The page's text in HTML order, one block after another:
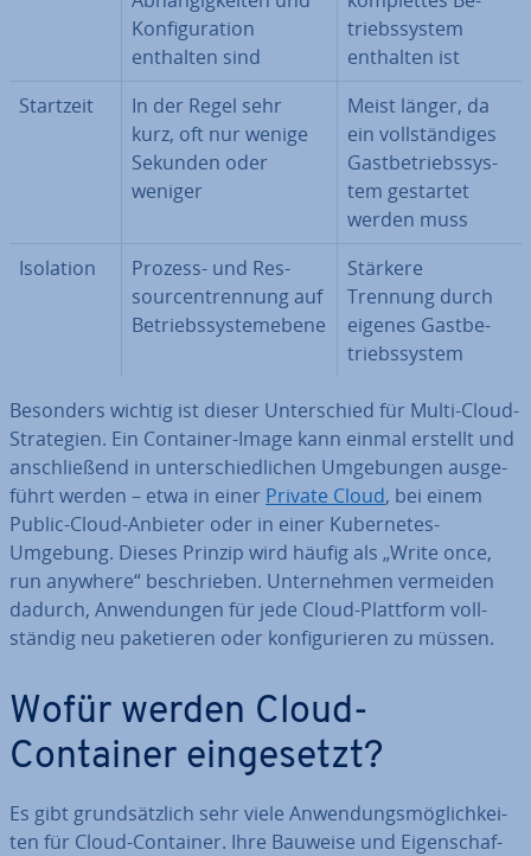
Kon­fi­gu­ra­ti­on
enthalten sind
triebs­sys­tem
enthalten ist
Startzeit
In der Regel sehr
kurz, oft nur wenige
Sekunden oder
weniger
Meist länger, da
ein voll­stän­di­ges
Gast­be­triebs­sys­
tem gestartet
werden muss
Isolation
Prozess- und Res­
sour­cen­tren­nung auf
Be­triebs­sys­tem­ebe­ne
Stärkere
Trennung durch
eigenes Gast­be­
triebs­sys­tem
Besonders wichtig ist dieser Un­ter­schied für Multi-Cloud-
Stra­te­gien. Ein Container-Image kann einmal erstellt und
an­schlie­ßend in un­ter­schied­li­chen Um­ge­bun­gen aus­ge­
führt werden – etwa in einer Private Cloud, bei einem
Public-Cloud-Anbieter oder in einer Ku­ber­netes-
Umgebung. Dieses Prinzip wird häufig als „Write once,
run anywhere“ be­schrie­ben. Un­ter­neh­men vermeiden
dadurch, An­wen­dun­gen für jede Cloud-Plattform voll­
stän­dig neu pa­ke­tie­ren oder kon­fi­gu­rie­ren zu müssen.
Wofür werden Cloud-
Container ein­ge­setzt?
Es gibt grund­sätz­lich sehr viele An­wen­dungs­mög­lich­kei­
ten für Cloud-Container. Ihre Bauweise und Ei­gen­schaf­